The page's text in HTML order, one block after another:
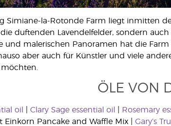
Simiane-la-Rotonde Farm liegt inmitten
duftenden Lavendelfelder, sondern
und malerischen Panoramen hat die
aber auch für Künstler und viele
ÖLE VON
oil Clary Sage essential oil Rosemary
Einkorn Pancake and Waffle Mix | Gary’s